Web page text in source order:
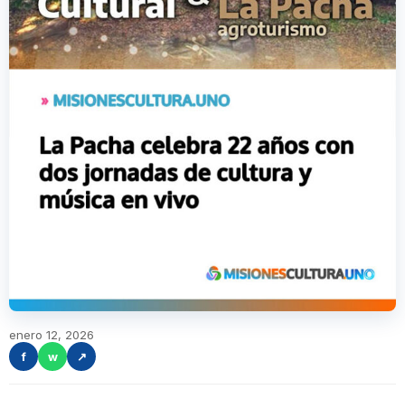
enero 12, 2026
f
w ↗